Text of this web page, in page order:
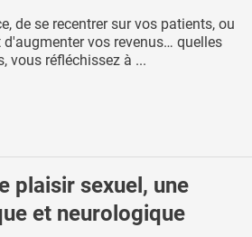
de se recentrer sur vos patients, ou
vos revenus… quelles
vous réfléchissez à ...
plaisir sexuel, une
et neurologique